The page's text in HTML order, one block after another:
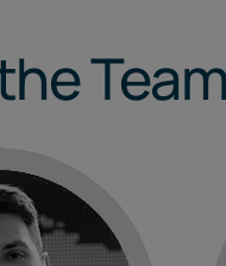
Team